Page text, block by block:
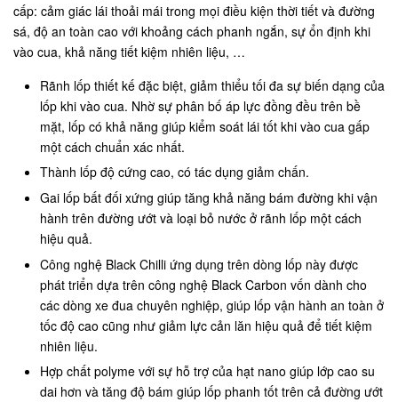
cấp: cảm giác lái thoải mái trong mọi điều kiện thời tiết và đường
sá, độ an toàn cao với khoảng cách phanh ngắn, sự ổn định khi
vào cua, khả năng tiết kiệm nhiên liệu, …
Rãnh lốp thiết kế đặc biệt, giảm thiểu tối đa sự biến dạng của
lốp khi vào cua. Nhờ sự phân bố áp lực đồng đều trên bề
mặt, lốp có khả năng giúp kiểm soát lái tốt khi vào cua gấp
một cách chuẩn xác nhất.
Thành lốp độ cứng cao, có tác dụng giảm chấn.
Gai lốp bất đối xứng giúp tăng khả năng bám đường khi vận
hành trên đường ướt và loại bỏ nước ở rãnh lốp một cách
hiệu quả.
Công nghệ Black Chilli ứng dụng trên dòng lốp này được
phát triển dựa trên công nghệ Black Carbon vốn dành cho
các dòng xe đua chuyên nghiệp, giúp lốp vận hành an toàn ở
tốc độ cao cũng như giảm lực cản lăn hiệu quả để tiết kiệm
nhiên liệu.
Hợp chất polyme với sự hỗ trợ của hạt nano giúp lớp cao su
dai hơn và tăng độ bám giúp lốp phanh tốt trên cả đường ướt